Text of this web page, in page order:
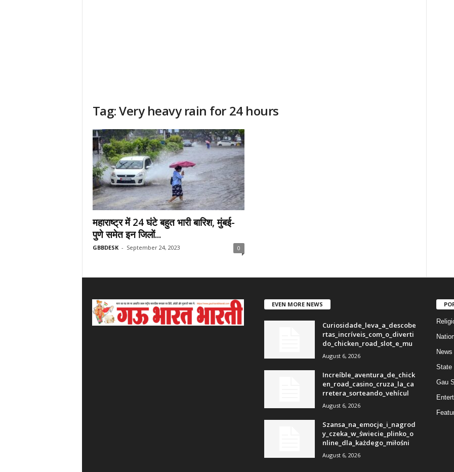
Tag: Very heavy rain for 24 hours
महाराष्ट्र में 24 घंटे बहुत भारी बारिश, मुंबई-
पुणे समेत इन जिलों...
GBBDESK - September 24, 2023 0
EVEN MORE NEWS
Curiosidade_leva_a_descobe
rtas_incríveis_com_o_diverti
do_chicken_road_slot_e_mu
August 6, 2026
Increíble_aventura_de_chick
en_road_casino_cruza_la_ca
rretera_sorteando_vehícul
August 6, 2026
Szansa_na_emocje_i_nagrod
y_czeka_w_świecie_plinko_o
nline_dla_każdego_miłośni
August 6, 2026
News
State
Gau